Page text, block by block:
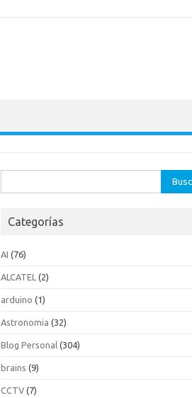
Categorías
AI (76)
ALCATEL (2)
arduino (1)
Astronomia (32)
Blog Personal (304)
brains (9)
CCTV (7)